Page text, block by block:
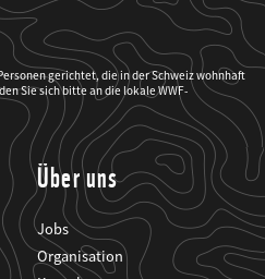
gerichtet, die in der Schweiz wohnhaft
Sie sich bitte an die lokale WWF-
Über uns
Jobs
Organisation